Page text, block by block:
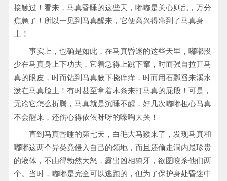
接触过！看来，马真昏睡的这些天，嘟嘟是关心则乱，万分
焦急了！所以一见到马真醒来，它便高兴得窜到了马真身
上！
事实上，也确是如此，在马真昏迷的这些天里，嘟嘟没
少在马真身上下功夫，它着急得上跳下窜，时而强自拉开马
真的眼皮，时而钻到马真腋下挠痒痒，时而用石瓢舀来溪水
泼在马真脸上！有时甚至拿着木条来打马真的屁股！可是，
无论它怎么折腾，马真就是沉睡不醒，好几次嘟嘟担心马真
不会醒来，还伤心得依依呀呀的嚎啕大哭！
直到马真昏睡的第七天，白毛大马猴来了，发现马真和
嘟嘟这两个异类竟侵入自己的领地，而且还偷走洞内最珍贵
的液体，不由得勃然大怒，露出凶相獠牙，欲图咬杀他们两
个。当时，嘟嘟是完全可以逃跑的，但为了保护身处昏迷中